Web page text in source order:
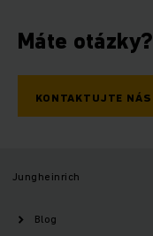
Máte otázky?
KONTAKTUJTE NÁS
Jungheinrich
Blog